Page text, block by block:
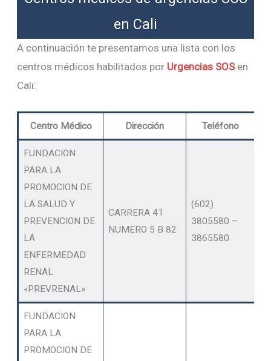
en Cali
A continuación te presentamos una lista con los
centros médicos habilitados por Urgencias SOSen
Cali:
Centro Médico Dirección Teléfono
FUNDACION
PARA LA
PROMOCION DE
LA SALUD Y
PREVENCION DE
LA
ENFERMEDAD
RENAL
«PREVRENAL»
CARRERA 41
NUMERO 5 B 82
(602)
3805580 –
3865580
FUNDACION
PARA LA
PROMOCION DE